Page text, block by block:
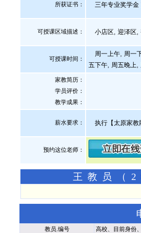
所获证书 ： 三年专业奖学金
可授课区域描述： 小店区, 迎泽区,
可授课时间：
周一上午, 周一
五下午, 周五晚上,
家教简历：
学员评价：
教学成果：
薪水要求： 执行【太原家教
预约这位老师：
王教员（
教员.编号 高校、目前身份